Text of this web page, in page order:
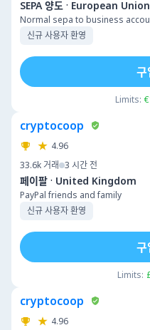
SEPA 양도 · European Union
Normal sepa to business
신규 사용자 환영
Limits:
구
cryptocoop
4.96
33.6k 거래 3 시간 전
페이팔 · United Kingdom
PayPal friends and family
신규 사용자 환영
Limits:
구
cryptocoop
4.96